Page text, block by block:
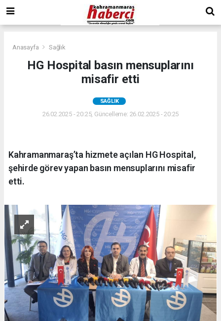
Anasayfa Sağlık
HG Hospital basın mensuplarını
misafir etti
SAĞLIK
26.02.2025 - 20:25, Güncelleme: 26.02.2025 - 20:25
Kahramanmaraş’ta hizmete açılan HG Hospital,
şehirde görev yapan basın mensuplarını misafir
etti.